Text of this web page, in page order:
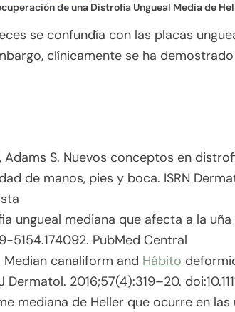
de una Distrofia Ungueal Media de
se confundía con las placas
clínicamente se ha
Adams S. Nuevos conceptos en
de manos, pies y boca. ISRN
ungueal mediana que afecta a la
5154.174092. PubMed Central
Median canaliform and Hábito
2016;57(4):319–20.
mediana de Heller que ocurre en